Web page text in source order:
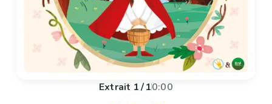
Extrait 1/10:00